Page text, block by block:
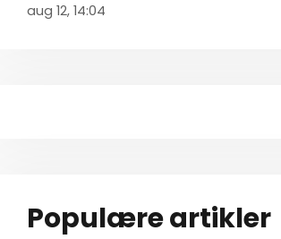
aug 12, 14:04
Populære artikler